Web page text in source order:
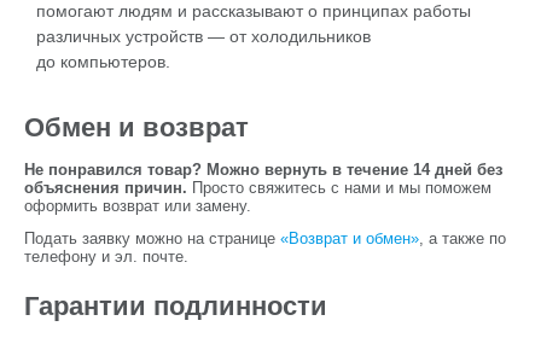
помогают людям и рассказывают о принципах работы
различных устройств — от холодильников
до компьютеров.
Обмен и возврат
Не понравился товар? Можно вернуть в течение 14 дней без
объяснения причин. Просто свяжитесь с нами и мы поможем
оформить возврат или замену.
Подать заявку можно на странице «Возврат и обмен», а также по
телефону и эл. почте.
Гарантии подлинности